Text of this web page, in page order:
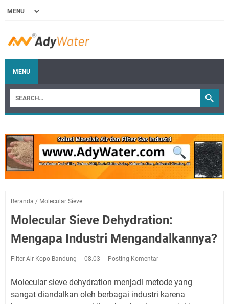
MENU
Beranda / Molecular Sieve
Molecular Sieve Dehydration:
Mengapa Industri Mengandalkannya?
Filter Air Kopo Bandung 08.03 Posting Komentar
Molecular sieve dehydration menjadi metode yang
sangat diandalkan oleh berbagai industri karena